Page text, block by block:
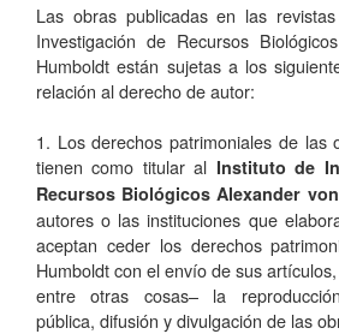
Las obras publicadas en las
Investigación de Recursos
Humboldt están sujetas a los
relación al derecho de autor:
1. Los derechos patrimoniales de las
tienen como titular al Instituto de
Recursos Biológicos Alexander
autores o las instituciones que
aceptan ceder los derechos
Humboldt con el envío de sus
entre otras cosas­– la
pública, difusión y divulgación de las